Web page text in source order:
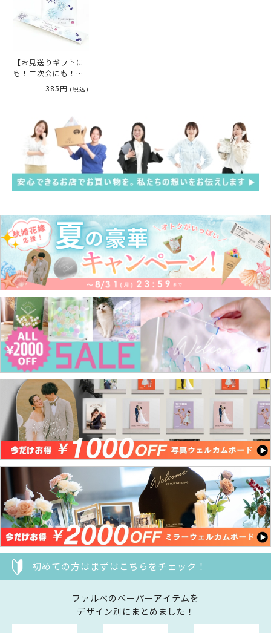
【お見送りギフトに
も！二次会にも！】
プチギフト 藍華（名
385円 (税込)
初めての方はまずはこちらをチェック！
ファルべのペーパーアイテムを
デザイン別にまとめました！